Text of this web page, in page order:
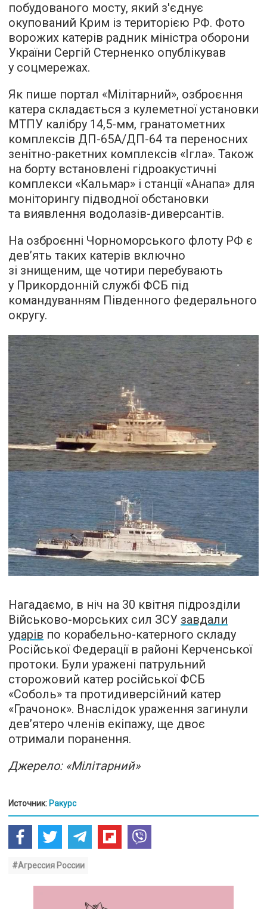
побудованого мосту, який з'єднує
окупований Крим із територією РФ. Фото
ворожих катерів радник міністра оборони
України Сергій Стерненко опублікував
у соцмережах.
Як пише портал «Мілітарний», озброєння
катера складається з кулеметної установки
МТПУ калібру 14,5-мм, гранатометних
комплексів ДП-65А/ДП-64 та переносних
зенітно-ракетних комплексів «Ігла». Також
на борту встановлені гідроакустичні
комплекси «Кальмар» і станції «Анапа» для
моніторингу підводної обстановки
та виявлення водолазів-диверсантів.
На озброєнні Чорноморського флоту РФ є
дев’ять таких катерів включно
зі знищеним, ще чотири перебувають
у Прикордонній службі ФСБ під
командуванням Південного федерального
округу.
Нагадаємо, в ніч на 30 квітня підрозділи
Військово-морських сил ЗСУ завдали
ударів по корабельно-катерного складу
Російської Федерації в районі Керченської
протоки. Були уражені патрульний
сторожовий катер російської ФСБ
«Соболь» та протидиверсійний катер
«Грачонок». Внаслідок ураження загинули
дев’ятеро членів екіпажу, ще двоє
отримали поранення.
Джерело: «Мілітарний»
Источник: Ракурс
#Агрессия России